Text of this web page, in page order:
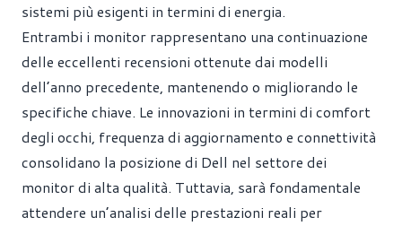
sistemi più esigenti in termini di energia.
Entrambi i monitor rappresentano una continuazione
delle eccellenti recensioni ottenute dai modelli
dell’anno precedente, mantenendo o migliorando le
specifiche chiave. Le innovazioni in termini di comfort
degli occhi, frequenza di aggiornamento e connettività
consolidano la posizione di Dell nel settore dei
monitor di alta qualità. Tuttavia, sarà fondamentale
attendere un’analisi delle prestazioni reali per